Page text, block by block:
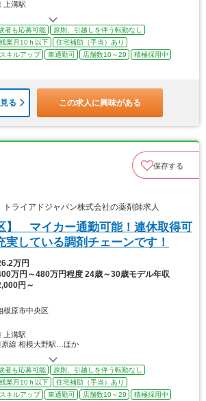
上溝駅
者も応募可能
原則、引越しを伴う転勤なし
残業月10ｈ以下
住宅補助（手当）あり
スキルアップ 車通勤可 店舗数10～29
積極採用中
る この求人に興味がある
保存する
ライアドジャパン株式会社の薬剤師求人
】 マイカー通勤可能！連休取得可
実している調剤チェーンです！
万円
万円～480万円程度 24歳～30歳モデル年収
円～
模原市中央区
上溝駅
原線 相模大野駅…ほか
者も応募可能
原則、引越しを伴う転勤なし
残業月10ｈ以下
住宅補助（手当）あり
スキルアップ 車通勤可 店舗数10～29
積極採用中